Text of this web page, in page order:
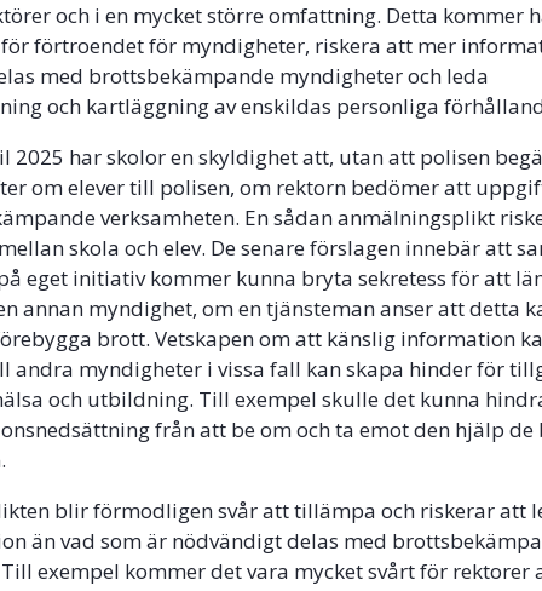
och i en mycket större omfattning. Detta kommer
för förtroendet för myndigheter, riskera att mer
med brottsbekämpande myndigheter och leda
och kartläggning av enskildas personliga
2025 har skolor en skyldighet att, utan att polisen
om elever till polisen, om rektorn bedömer att
verksamheten. En sådan anmälningsplikt
skola och elev. De senare förslagen innebär att
eget initiativ kommer kunna bryta sekretess för att
annan myndighet, om en tjänsteman anser att detta
brott. Vetskapen om att känslig information
andra myndigheter i vissa fall kan skapa hinder för
och utbildning. Till exempel skulle det kunna
från att be om och ta emot den hjälp de
blir förmodligen svår att tillämpa och riskerar att
än vad som är nödvändigt delas med
exempel kommer det vara mycket svårt för rektorer